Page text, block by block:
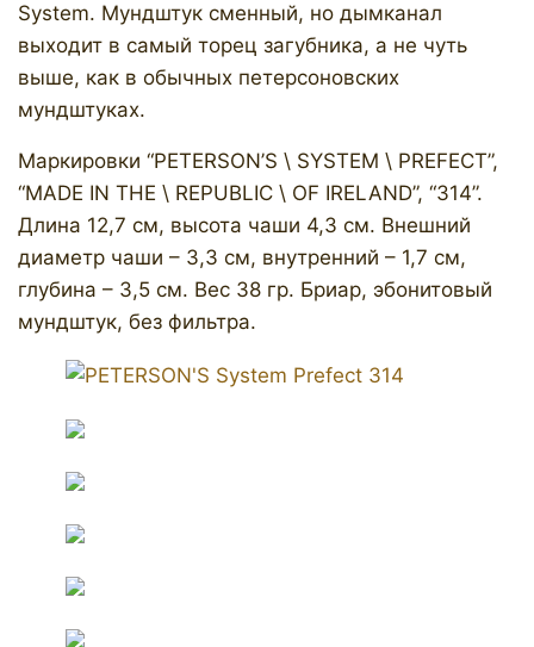
System. Мундштук сменный, но дымканал
выходит в самый торец загубника, а не чуть
выше, как в обычных петерсоновских
мундштуках.
Маркировки “PETERSON’S \ SYSTEM \ PREFECT”,
“MADE IN THE \ REPUBLIC \ OF IRELAND”, “314”.
Длина 12,7 см, высота чаши 4,3 см. Внешний
диаметр чаши – 3,3 см, внутренний – 1,7 см,
глубина – 3,5 см. Вес 38 гр. Бриар, эбонитовый
мундштук, без фильтра.